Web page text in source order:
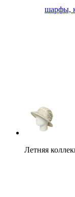
шарфы,
Летняя